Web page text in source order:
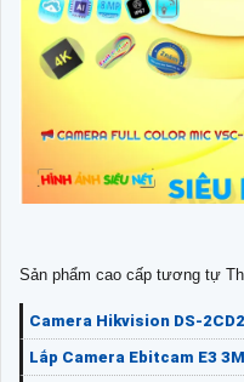
Sản phẩm cao cấp tương tự
Camera Hikvision DS-
Lắp Camera Ebitcam E3